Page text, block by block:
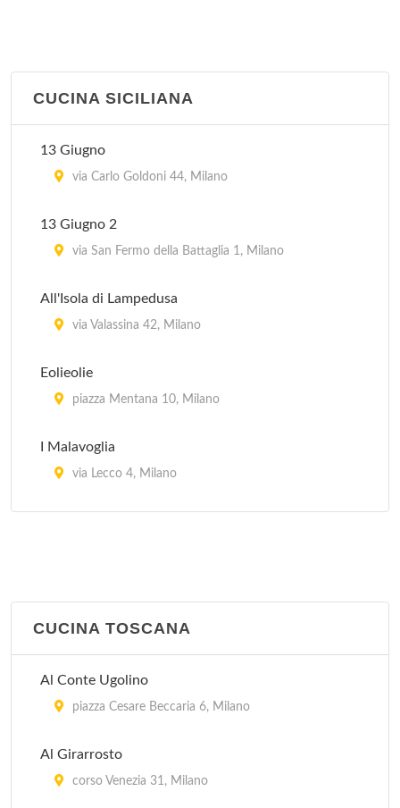
via Goffredo Sigieri 10, Milano
CUCINA SICILIANA
13 Giugno
via Carlo Goldoni 44, Milano
13 Giugno 2
via San Fermo della Battaglia 1, Milano
All'Isola di Lampedusa
via Valassina 42, Milano
Eolieolie
piazza Mentana 10, Milano
I Malavoglia
via Lecco 4, Milano
viale Gian Galeazzo 6, Milano
CUCINA TOSCANA
Al Conte Ugolino
piazza Cesare Beccaria 6, Milano
Al Girarrosto
corso Venezia 31, Milano